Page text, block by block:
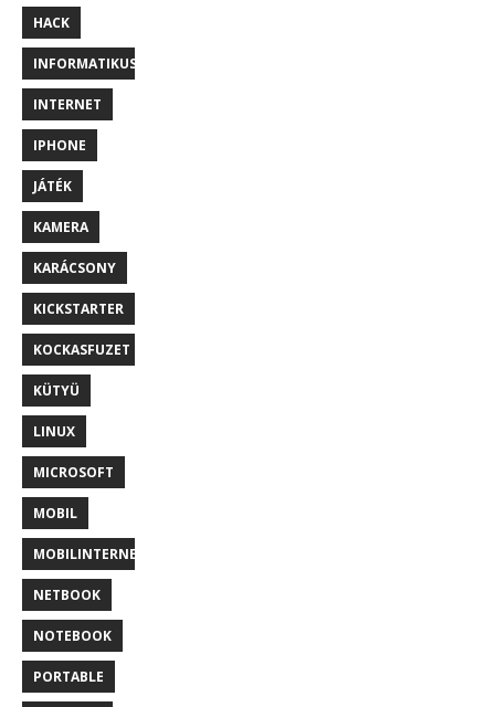
HACK
INFORMATIKUS
INTERNET
IPHONE
JÁTÉK
KAMERA
KARÁCSONY
KICKSTARTER
KOCKASFUZET
KÜTYÜ
LINUX
MICROSOFT
MOBIL
MOBILINTERNET
NETBOOK
NOTEBOOK
PORTABLE